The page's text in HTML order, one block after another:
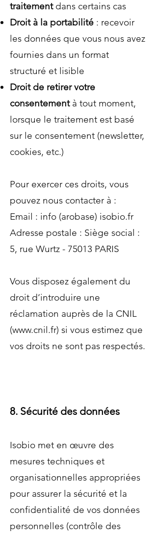
traitementdans certains cas
Droit à la portabilité : recevoir
les données que vous nous avez
fournies dans un format
structuré et lisible
Droit de retirer votre
consentementà tout moment,
lorsque le traitement est basé
sur le consentement (newsletter,
cookies, etc.)
Pour exercer ces droits, vous
pouvez nous contacter à :
Email : info (arobase) isobio.fr
Adresse postale : Siège social :
5, rue Wurtz - 75013 PARIS
Vous disposez également du
droit d’introduire une
réclamation auprès de la CNIL
(www.cnil.fr) si vous estimez que
vos droits ne sont pas respectés.
8. Sécurité des données
Isobio met en œuvre des
mesures techniques et
organisationnelles appropriées
pour assurer la sécurité et la
confidentialité de vos données
personnelles (contrôle des